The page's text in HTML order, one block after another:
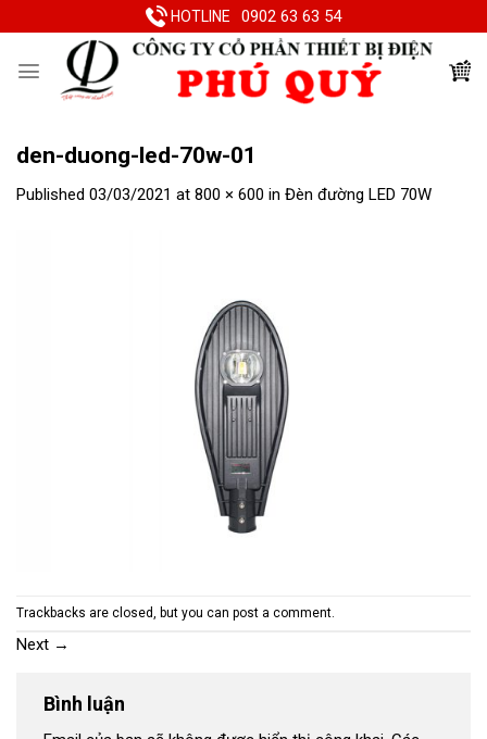
to
HOTLINE 0902 63 63 54
den-duong-led-70w-01
Published 03/03/2021 at 800 × 600 in Đèn đường LED 70W
Trackbacks are closed, but you can post a comment.
Next →
Bình luận